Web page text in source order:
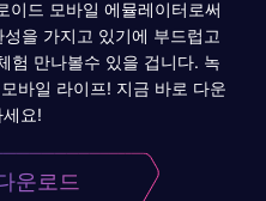
이드 모바일 에뮬레이터로써
을 가지고 있기에 부드럽고
험 만나볼수 있을 겁니다. 녹
바일 라이프! 지금 바로 다운
세요!
운로드